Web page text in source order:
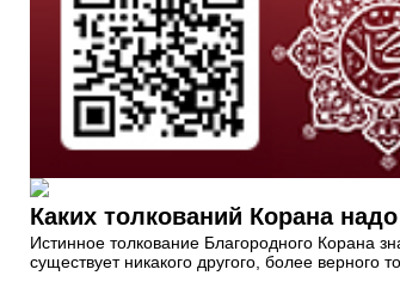
Каких толкований Корана
Истинное толкование Благородного Корана
существует никакого другого, более